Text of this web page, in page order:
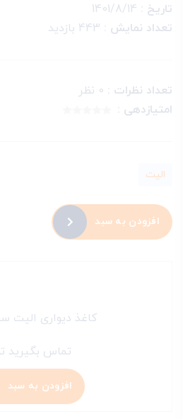
تاریخ : 1401/8/14
تعداد نمایش : 443 بازدید
تعداد نظرات : 0 نظر
امتیازدهی :
الیت
افزودن به سبد
کاغذ دیواری الیت
تماس بگیرید
افزودن به سبد